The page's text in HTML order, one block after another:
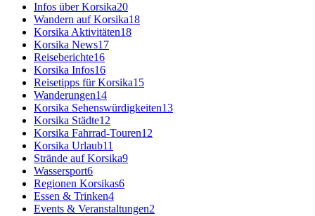
Infos über Korsika20
Wandern auf Korsika18
Korsika Aktivitäten18
Korsika News17
Reiseberichte16
Korsika Infos16
Reisetipps für Korsika15
Wanderungen14
Korsika Sehenswürdigkeiten13
Korsika Städte12
Korsika Fahrrad-Touren12
Korsika Urlaub11
Strände auf Korsika9
Wassersport6
Regionen Korsikas6
Essen & Trinken4
Events & Veranstaltungen2